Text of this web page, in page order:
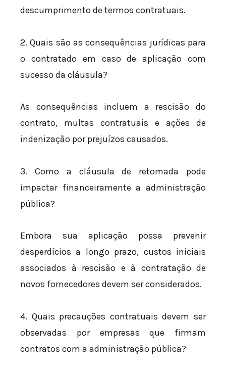
descumprimento de termos contratuais.
2. Quais são as consequências jurídicas para
o contratado em caso de aplicação com
sucesso da cláusula?
As consequências incluem a rescisão do
contrato, multas contratuais e ações de
indenização por prejuízos causados.
3. Como a cláusula de retomada pode
impactar financeiramente a administração
pública?
Embora sua aplicação possa prevenir
desperdícios a longo prazo, custos iniciais
associados à rescisão e à contratação de
novos fornecedores devem ser considerados.
4. Quais precauções contratuais devem ser
observadas por empresas que firmam
contratos com a administração pública?